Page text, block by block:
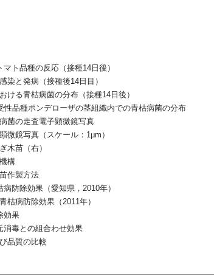
ト品種の反応（接種14日後）
と発病（接種後14日目）
る青枯病菌の分布（接種14日後）
品種ポンデローザの茎組織内での青枯病菌の分布
菌の走査電子顕微鏡写真
鏡写真（スケール：1μm）
木苗（右）
構
作製方法
防除効果（愛知県，2010年）
病防除効果（2011年）
効果
毒との組合わせ効果
品質の比較